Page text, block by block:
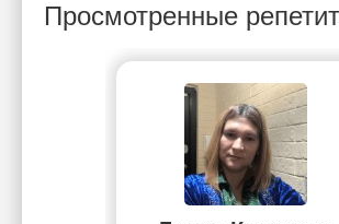
Просмотренные